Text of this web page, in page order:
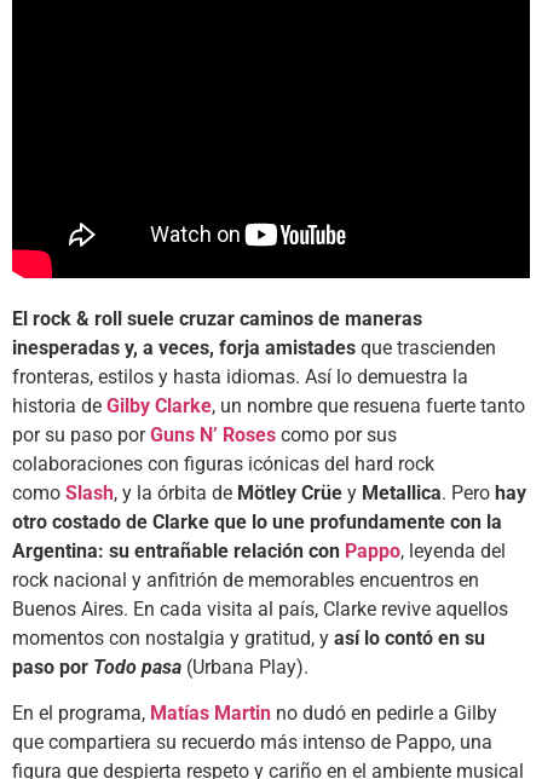
El rock & roll suele cruzar caminos de maneras
inesperadas y, a veces, forja amistades que trascienden
fronteras, estilos y hasta idiomas. Así lo demuestra la
historia de Gilby Clarke, un nombre que resuena fuerte tanto
por su paso porGuns N’ Roses como por sus
colaboraciones con figuras icónicas del hard rock
como Slash, y la órbita de Mötley Crüe y Metallica. Pero hay
otro costado de Clarke que lo une profundamente con la
Argentina: su entrañable relación con Pappo, leyenda del
rock nacional y anfitrión de memorables encuentros en
Buenos Aires. En cada visita al país, Clarke revive aquellos
momentos con nostalgia y gratitud, y así lo contó en su
paso por Todo pasa (Urbana Play).
En el programa, Matías Martin no dudó en pedirle a Gilby
que compartiera su recuerdo más intenso de Pappo, una
figura que despierta respeto y cariño en el ambiente musical